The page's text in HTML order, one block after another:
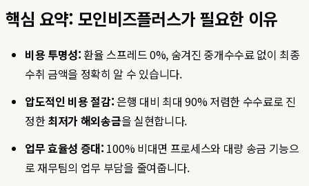
핵심 요약: 모인비즈플러스가 필요한 이유
비용 투명성: 환율 스프레드 0%, 숨겨진 중개수수료 없이 최종
수취 금액을 정확히 알 수 있습니다.
압도적인 비용 절감: 은행 대비 최대 90% 저렴한 수수료로 진
정한최저가 해외송금을 실현합니다.
업무 효율성 증대: 100% 비대면 프로세스와 대량 송금 기능으
로 재무팀의 업무 부담을 줄여줍니다.